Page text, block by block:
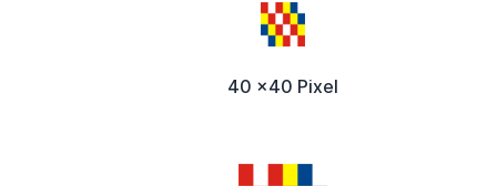
40 x40 Pixel